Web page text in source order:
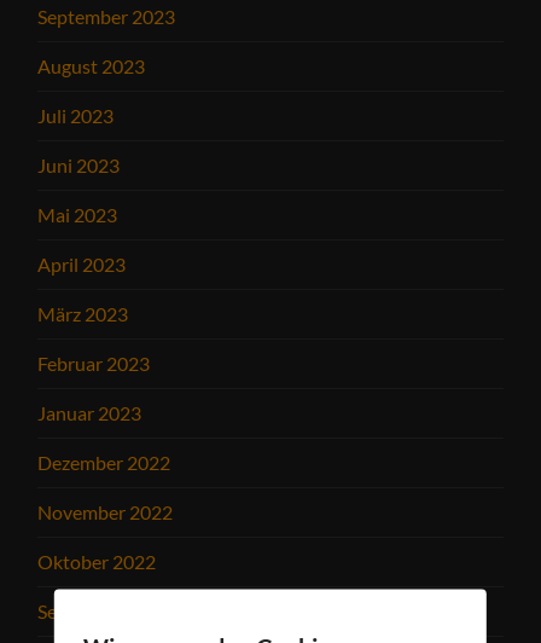
September 2023
August 2023
Juli 2023
Juni 2023
Mai 2023
April 2023
März 2023
Februar 2023
Januar 2023
Dezember 2022
November 2022
Oktober 2022
September 2022